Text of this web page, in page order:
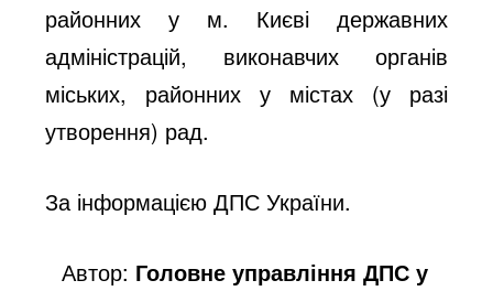
районних у м. Києві державних
адміністрацій, виконавчих органів
міських, районних у містах (у разі
утворення) рад.
За інформацією ДПС України.
Автор: Головне управління ДПС у